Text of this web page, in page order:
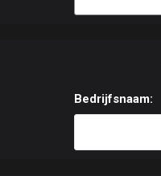
Bedrijfsnaam: